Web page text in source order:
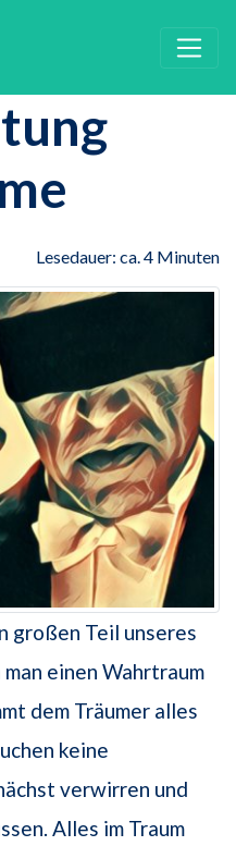
Lesedauer: ca. 4 Minuten
großen Teil unseres
einen Wahrtraum
dem Träumer alles
keine
verwirren und
Alles im Traum